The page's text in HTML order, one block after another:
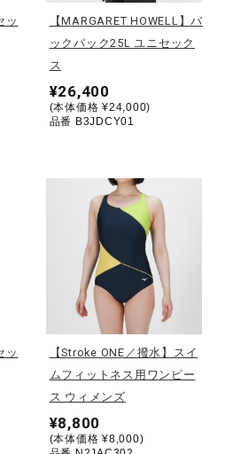
ーツ
ッ
【MARGARET HOWELL】バ
ックパック25L ユニセック
ス
¥26,400
(本体価格 ¥24,000)
品番 B3JDCY01
ッ
【Stroke ONE／撥水】スイ
ムフィットネス用ワンピー
ス ウィメンズ
¥8,800
(本体価格 ¥8,000)